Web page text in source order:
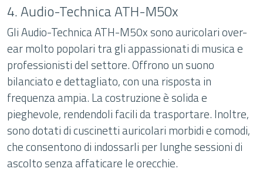
4. Audio-Technica ATH-M50x
Gli Audio-Technica ATH-M50x sono auricolari over-
ear molto popolari tra gli appassionati di musica e
professionisti del settore. Offrono un suono
bilanciato e dettagliato, con una risposta in
frequenza ampia. La costruzione è solida e
pieghevole, rendendoli facili da trasportare. Inoltre,
sono dotati di cuscinetti auricolari morbidi e comodi,
che consentono di indossarli per lunghe sessioni di
ascolto senza affaticare le orecchie.